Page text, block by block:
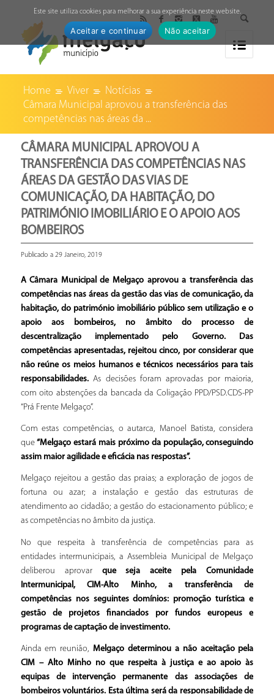
Home Viver
Notícias
Câmara Municipal aprovou a transferência das
competências nas áreas da ...
CÂMARA MUNICIPAL APROVOU A
TRANSFERÊNCIA DAS COMPETÊNCIAS NAS
ÁREAS DA GESTÃO DAS VIAS DE
COMUNICAÇÃO, DA HABITAÇÃO, DO
PATRIMÓNIO IMOBILIÁRIO E O APOIO AOS
BOMBEIROS
Publicado a 29 Janeiro, 2019
A Câmara Municipal de Melgaço aprovou a transferência das
competências nas áreas da gestão das vias de comunicação, da
habitação, do património imobiliário público sem utilização e o
apoio aos bombeiros, no âmbito do processo de
descentralização implementado pelo Governo. Das
competências apresentadas, rejeitou cinco, por considerar que
não reúne os meios humanos e técnicos necessários para tais
responsabilidades.As decisões foram aprovadas por maioria,
com oito abstenções da bancada da Coligação PPD/PSD.CDS-PP
“Prá Frente Melgaço”.
Com estas competências, o autarca, Manoel Batista, considera
que“Melgaço estará mais próximo da população, conseguindo
assim maior agilidade e eficácia nas respostas”.
Melgaço rejeitou a gestão das praias; a exploração de jogos de
fortuna ou azar; a instalação e gestão das estruturas de
atendimento ao cidadão; a gestão do estacionamento público; e
as competências no âmbito da justiça.
No que respeita à transferência de competências para as
entidades intermunicipais, a Assembleia Municipal de Melgaço
deliberou aprovar que seja aceite pela Comunidade
Intermunicipal, CIM-Alto Minho, a transferência de
competências nos seguintes domínios: promoção turística e
gestão de projetos financiados por fundos europeus e
programas de captação de investimento.
Ainda em reunião,Melgaço determinou a não aceitação pela
CIM – Alto Minho no que respeita à justiça e ao apoio às
equipas de intervenção permanente das associações de
bombeiros voluntários. Esta última será da responsabilidade de
Este site utiliza cookies para melhorar a sua experiência neste website.
Aceitar e continuar Não aceitar